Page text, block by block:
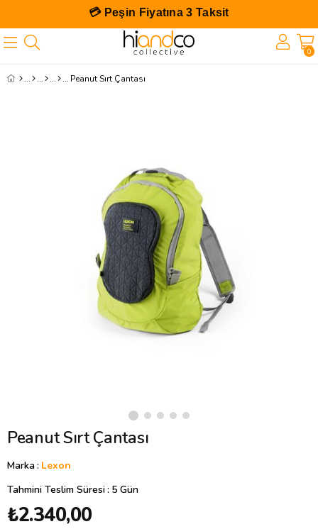
💳 Peşin Fiyatına 3 Taksit
0
Peanut Sırt Çantası
Peanut Sırt Çantası
Marka: Lexon
Tahmini Teslim Süresi: 5 Gün
₺2.340,00